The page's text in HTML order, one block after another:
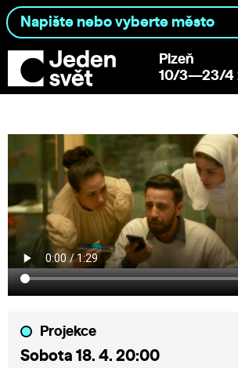
Plzeň
10/3—23/4
Projekce
Sobota 18. 4. 20:00